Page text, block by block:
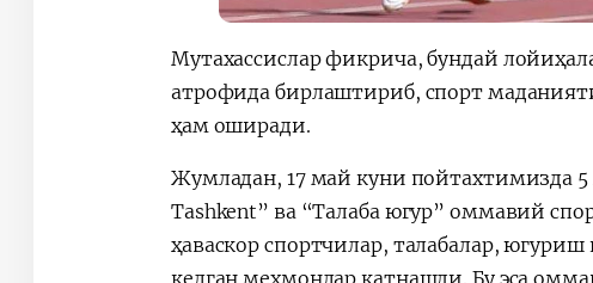
Мутахассислар фикрича, бундай
атрофида бирлаштириб, спорт
ҳам оширади.
Жумладан, 17 май куни пойтахтимизда
Tashkent” ва “Талаба югур” оммавий
ҳаваскор спортчилар, талабалар,